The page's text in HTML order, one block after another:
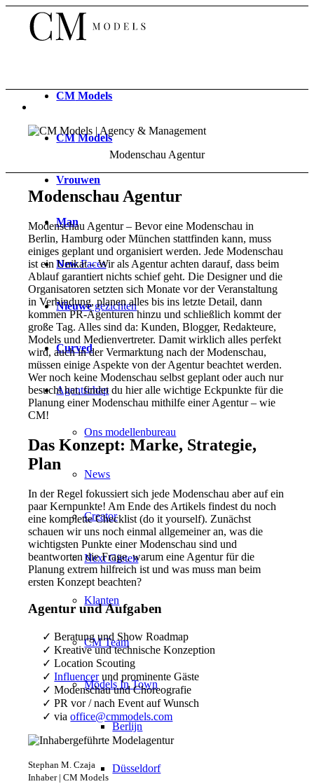
CM Models
CMModels
Vrouwen
Man
NewFaces
Nieuwegezichten
Curved
Agentschap
Ons modellenbureau
News
Creator
Next Gieten
Klanten
CM Team
Models In Town
Berlijn
Düsseldorf
Modenschau Agentur
Modenschau Agentur
Modenschau Agentur – Bevor eine Modenschau in
Berlin, Hamburg oder München stattfinden kann, muss
einiges geplant und organisiert werden. Jede Modenschau
ist ein Unikat – Wir als Agentur achten darauf, dass beim
Ablauf garantiert nichts schief geht. Die Designer und die
Organisatoren setzten sich Monate vor der Veranstaltung
in Verbindung, planen alles bis ins letzte Detail, dann
kommen PR-Agenturen hinzu und schließlich kommt der
große Tag. Alles sind da: Kunden, Blogger, Redakteure,
Models und Medienvertreter. Damit wirklich alles perfekt
wird, auch in der Vermarktung nach der Modenschau,
müssen einige Aspekte von der Agentur beachtet werden.
Wer noch keine Modenschau selbst geplant oder auch nur
besucht hat, findet du hier alle wichtige Eckpunkte für die
Planung einer Modenschau mithilfe einer Agentur – wie
CM!
Das Konzept: Marke, Strategie,
Plan
In der Regel fokussiert sich jede Modenschau aber auf ein
paar Kernpunkte! Am Ende des Artikels findest du noch
eine komplette Checklist (do it yourself). Zunächst
schauen wir uns noch einmal allgemeiner an, was die
wichtigsten Punkte einer Modenschau sind und
beantworten die Frage, warum eine Agentur für die
Planung extrem hilfreich ist und was muss man beim
ersten Konzept beachten?
Agentur und Aufgaben
✓ Beratung und Show Roadmap
✓ Kreative und technische Konzeption
✓ Location Scouting
✓Influencerund prominente Gäste
✓ Modenschau und Choreografie
✓ PR vor / nach Event auf Wunsch
✓ viaoffice@cmmodels.com
Stephan M. Czaja
Inhaber | CM Models